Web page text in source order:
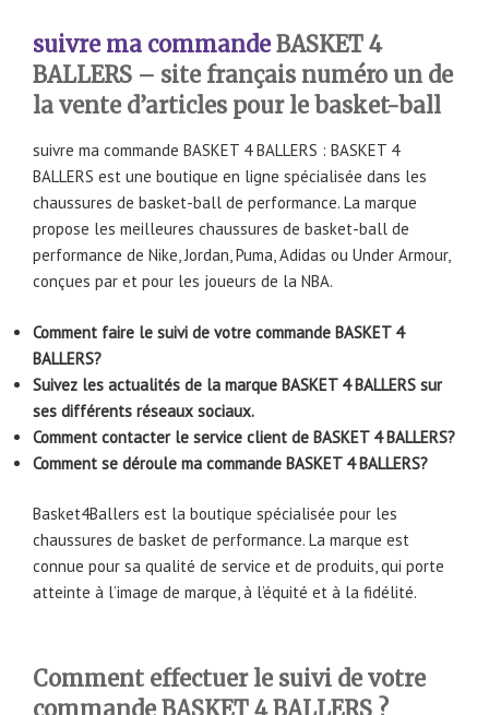
suivre ma commandeBASKET 4
BALLERS – site français numéro un de
la vente d’articles pour le basket-ball
suivre ma commande BASKET 4 BALLERS : BASKET 4
BALLERS est une boutique en ligne spécialisée dans les
chaussures de basket-ball de performance. La marque
propose les meilleures chaussures de basket-ball de
performance de Nike, Jordan, Puma, Adidas ou Under Armour,
conçues par et pour les joueurs de la NBA.
Comment faire le suivi de votre commande BASKET 4
BALLERS?
Suivez les actualités de la marque BASKET 4 BALLERS sur
ses différents réseaux sociaux.
Comment contacter le service client de BASKET 4 BALLERS?
Comment se déroule ma commande BASKET 4 BALLERS?
Basket4Ballers est la boutique spécialisée pour les
chaussures de basket de performance. La marque est
connue pour sa qualité de service et de produits, qui porte
atteinte à l’image de marque, à l’équité et à la fidélité.
Comment effectuer le suivi de votre
commande BASKET 4 BALLERS ?